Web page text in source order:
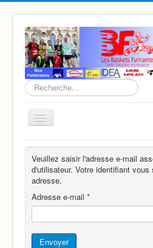
Rechercher
Basculer
la
Accueil
Infos sur l'association
Ronde des Cabaniers
Veuillez saisir l'adresse e-mail
d'utilisateur. Votre identifiant
adresse.
Adresse e-mail *
Envoyer